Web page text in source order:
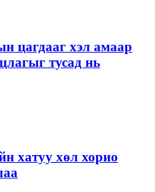
цагдааг хэл амаар
тусад нь
хатуу хөл хорио